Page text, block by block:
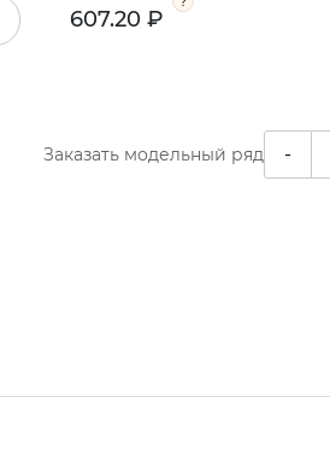
607.20 ₽
Заказать модельный ряд -